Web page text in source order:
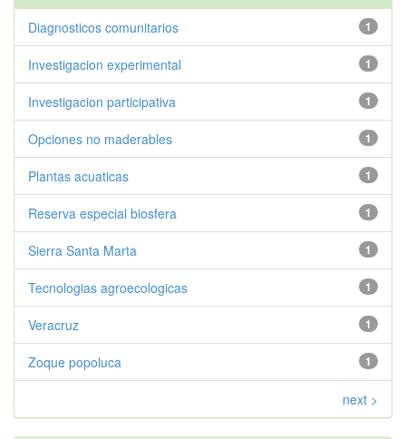
1
Diagnosticos comunitarios
1
Investigacion experimental
1
Investigacion participativa
1
Opciones no maderables
1
Plantas acuaticas
1
Reserva especial biosfera
1
Sierra Santa Marta
1
Tecnologias agroecologicas
1
Veracruz
1
Zoque popoluca
next >